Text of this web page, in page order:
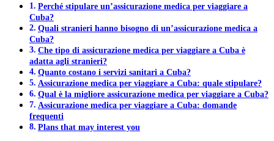
Perché stipulare un’assicurazione medica per viaggiare a
Cuba?
Quali stranieri hanno bisogno di un’assicurazione medica a
Cuba?
Che tipo di assicurazione medica per viaggiare a Cuba è
adatta agli stranieri?
Quanto costano i servizi sanitari a Cuba?
Assicurazione medica per viaggiare a Cuba: quale stipulare?
Qual è la migliore assicurazione medica per viaggiare a Cuba?
Assicurazione medica per viaggiare a Cuba: domande
frequenti
Plans that may interest you